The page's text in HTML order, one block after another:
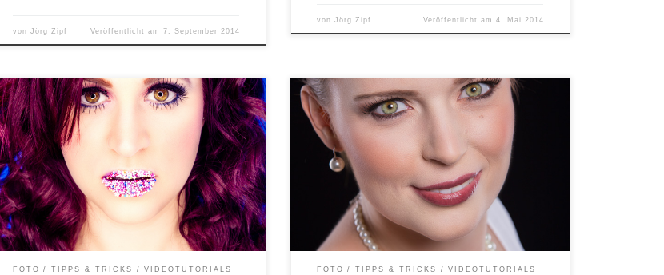
vonJörg Zipf Veröffentlicht am 7. September 2014
vonJörg Zipf Veröffentlicht am 4. Mai 2014
Mit Photoshop hat man viele Möglichkeiten
„kosmetische“ Eingriffe vorzunehmen. Zum einen gibt
es den Filter „Verflüssigen“, mit dem man z.B. die
Körperform oder auch Haare anpassen kann. Zum
anderen gibt es aber auch das
Transformationswerkzeug. Im folgenden Videotutorial
möchte ich zeigen wie man die Augen in Photoshop
etwas vergrößern kann. […]
FOTO TIPPS & TRICKS VIDEOTUTORIALS
Sollte man die Haut auf Fotos weichzeichnen? Das ist
eine gute Frage. Ich denke es kommt immer auf das
Foto an. Welchen Look soll das fertige Bild haben,
welche Aussage soll es treffen. Bei Charakterportraits
passt es natürlich nicht, aber wenn man einen
Glamourlook erzielen möchte, gehört es für mich […]
FOTO TIPPS & TRICKS VIDEOTUTORIALS